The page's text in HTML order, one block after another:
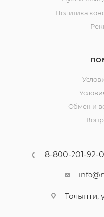
Политика
Обмен и
8-800-201-92-
Тольятти,